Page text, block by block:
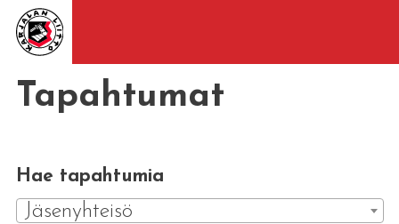
Tapahtumat
Hae tapahtumia
Jäsenyhteisö